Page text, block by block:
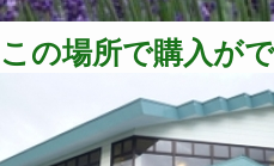
この場所で購入が